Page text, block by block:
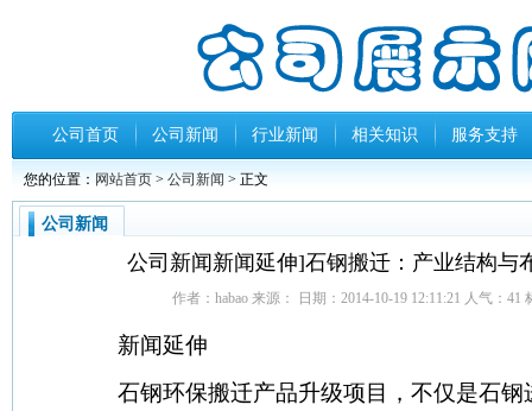
公司首页 公司新闻 行业新闻 相关知识 服务支持
您的位置： 网站首页 > 公司新闻 > 正文
公司新闻
公司新闻新闻延伸]石钢搬迁：产业结构与
作者：habao 来源： 日期：2014-10-19 12:11:21 人气： 41
新闻延伸
石钢环保搬迁产品升级项目，不仅是石钢